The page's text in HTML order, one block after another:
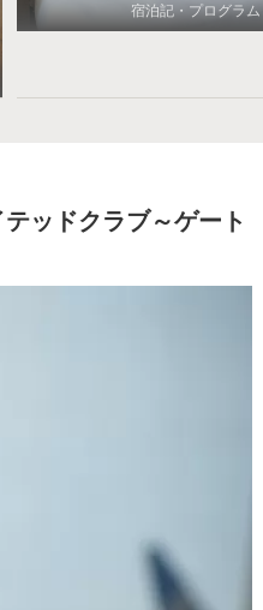
宿泊記・プログラム
ッドクラブ～ゲート